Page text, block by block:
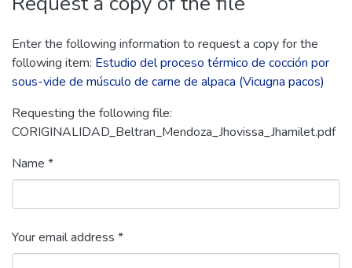
Enter the following information to request a copy for the
following item: Estudio del proceso térmico de cocción por
sous-vide de músculo de carne de alpaca (Vicugna pacos)
Requesting the following file:
CORIGINALIDAD_Beltran_Mendoza_Jhovissa_Jhamilet.pdf
Name *
Your email address *